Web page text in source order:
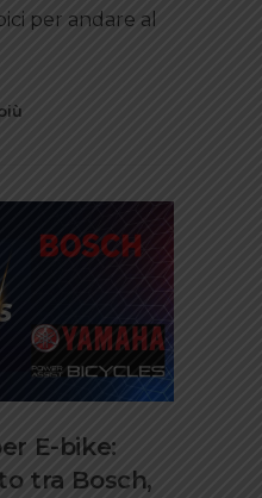
per andare al
E-bike:
tra Bosch,